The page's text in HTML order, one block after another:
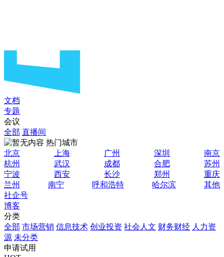
文档
专题
会议
全部 直播间
热门城市
北京
上海 广州 深圳
南京
杭州
武汉 成都 合肥
苏州
宁波
西安 长沙 郑州
重庆
兰州
南宁 呼和浩特 哈尔滨
其他
社企号
博客
分类
全部 市场营销 信息技术 创业投资 社会人文 财务财经 人力资
源 未分类
申请试用